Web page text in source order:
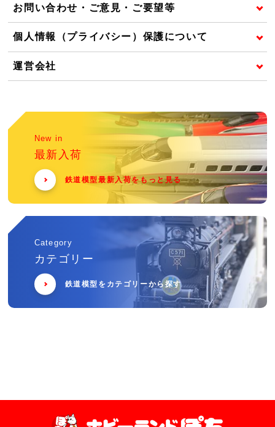
お問い合わせ・ご意見・ご要望等
個人情報（プライバシー）保護について
運営会社
New in
最新入荷
鉄道模型最新入荷をもっと見る
Category
カテゴリー
鉄道模型をカテゴリーから探す